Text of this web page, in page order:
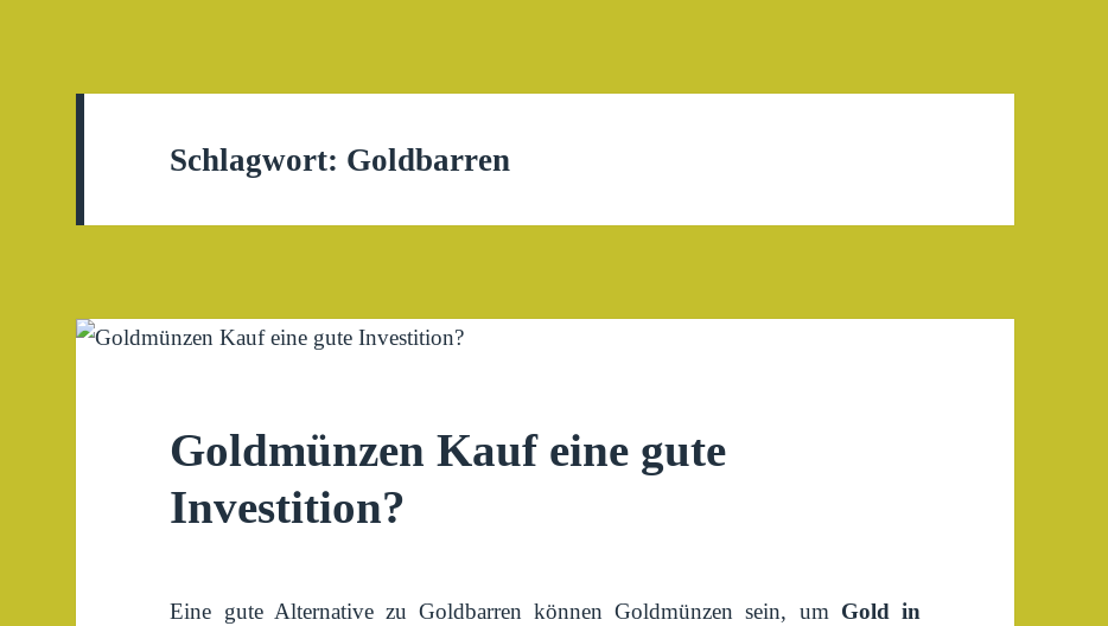
Schlagwort: Goldbarren
Goldmünzen Kauf eine gute
Investition?
Eine gute Alternative zu Goldbarren können Goldmünzen sein, um Gold in